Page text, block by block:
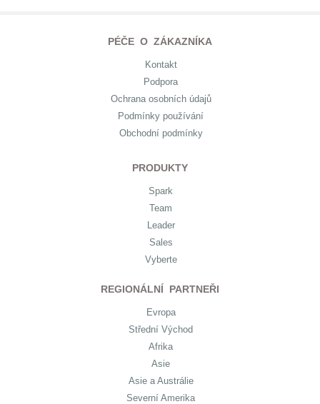
PÉČE O ZÁKAZNÍKA
Kontakt
Podpora
Ochrana osobních údajů
Podmínky používání
Obchodní podmínky
PRODUKTY
Spark
Team
Leader
Sales
Vyberte
REGIONÁLNÍ PARTNEŘI
Evropa
Střední Východ
Afrika
Asie
Asie a Austrálie
Severní Amerika